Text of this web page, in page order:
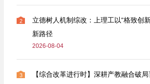
2
立德树人机制综改：上理工以“格致创
新路径
2026-08-04
3
【综合改革进行时】深耕产教融合破